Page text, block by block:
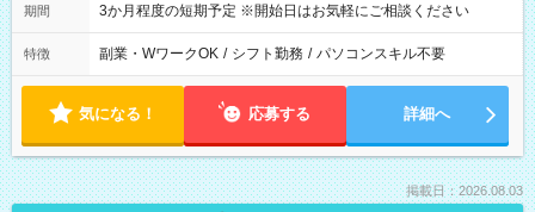
期間 3か月程度の短期予定 ※開始日はお気軽にご相談ください
特徴 副業・WワークOK / シフト勤務 / パソコンスキル不要
気になる！ 応募する 詳細へ
掲載日：2026.08.03